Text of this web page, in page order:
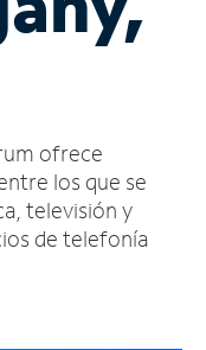
ofrece
los que se
televisión y
de telefonía